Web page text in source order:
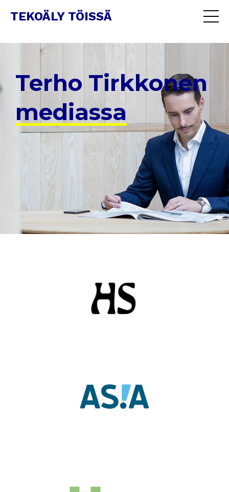
TEKOÄLY TÖISSÄ
Terho Tirkkonen
mediassa